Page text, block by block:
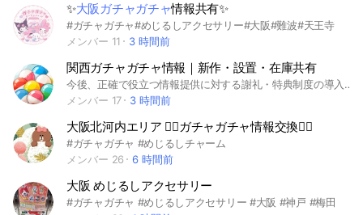
✨大阪ガチャガチャ情報共有✨
#ガチャガチャ#めじるしアクセサリー#大阪#難波#天王寺
メンバー 11
3 時間前
関西ガチャガチャ情報｜新作・設置・在庫共有
今後、正確で役立つ情報提供に対する謝礼・特典制度の導入を考えています。 #関西 #ガチャガチャ #カプセルトイ #大阪 #兵庫 #京都 #ガチャ
メンバー 17
3 時間前
大阪北河内エリア ❤️‍🔥ガチャガチャ情報交換❤️‍🔥
#ガチャガチャ #めじるしチャーム
メンバー 26
6 時間前
大阪 めじるしアクセサリー
#ガチャガチャ #めじるしアクセサリー #大阪 #神戸 #梅田